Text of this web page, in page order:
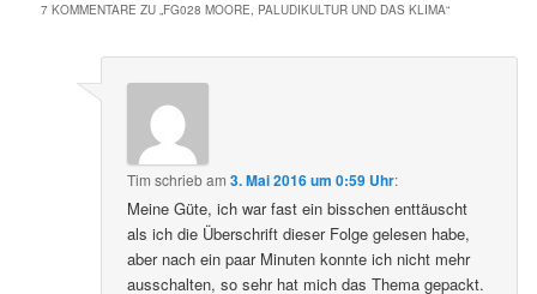
7 KOMMENTARE ZU „FG028 MOORE, PALUDIKULTUR UND DAS KLIMA“
Tim schriebam3. Mai 2016 um 0:59 Uhr:
Meine Güte, ich war fast ein bisschen enttäuscht
als ich die Überschrift dieser Folge gelesen habe,
aber nach ein paar Minuten konnte ich nicht mehr
ausschalten, so sehr hat mich das Thema gepackt.